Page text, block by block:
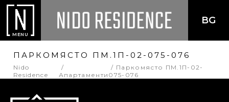
MENU
BG
ПАРКОМЯСТО ПМ.1П-02-075-076
Nido
Residence
Апартаменти
Паркомясто ПМ.1П-02-
075-076